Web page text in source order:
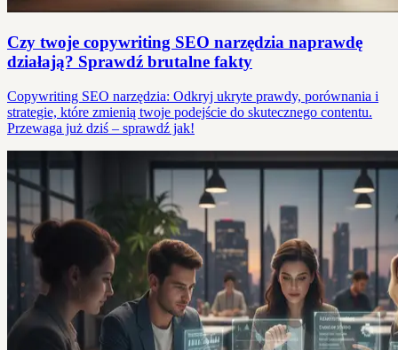
Czy twoje copywriting SEO narzędzia naprawdę
działają? Sprawdź brutalne fakty
Copywriting SEO narzędzia: Odkryj ukryte prawdy, porównania i
strategie, które zmienią twoje podejście do skutecznego contentu.
Przewaga już dziś – sprawdź jak!